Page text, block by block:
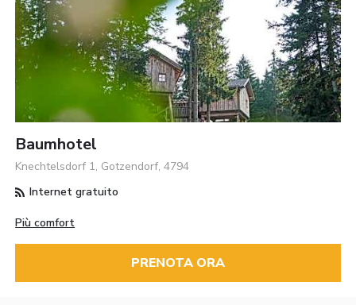
Baumhotel
Knechtelsdorf 1, Gotzendorf, 4794
Internet gratuito
Più comfort
PRENOTA ORA